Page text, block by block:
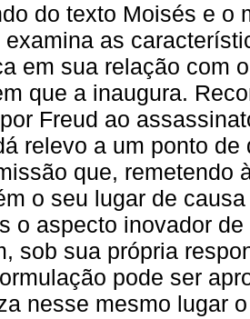
do texto Moisés e o
examina as
em sua relação com
que a inaugura.
Freud ao
relevo a um ponto
que, remetendo
o seu lugar de
o aspecto inovador
sob sua própria
pode ser
nesse mesmo lugar